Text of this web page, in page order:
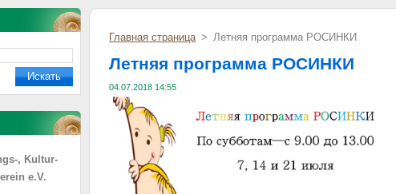
, Kultur-
e.V.
Главная страница > Летняя программа РОСИНКИ
Летняя программа РОСИНКИ
04.07.2018 14:55